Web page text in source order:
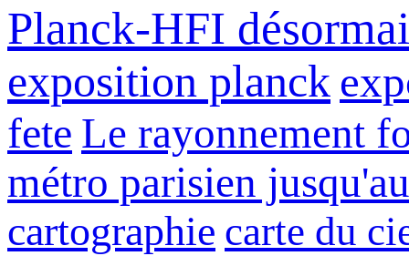
Planck-HFI
exposition planck
fete Le rayonnement
métro parisien
cartographie carte du